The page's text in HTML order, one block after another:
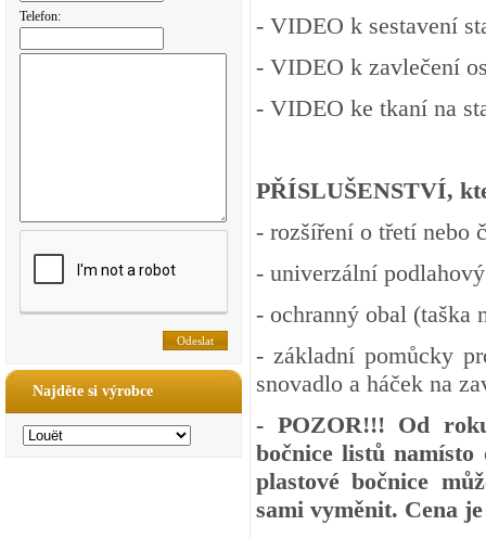
Telefon:
Najděte si výrobce
- VIDEO k sestavení
- VIDEO k zavlečení
- VIDEO ke tkaní na
PŘÍSLUŠENSTVÍ,
- rozšíření o třetí nebo
- univerzální
- ochranný obal (taška
- základní pomůcky
snovadlo a háček na
- POZOR!!! Od
bočnice listů
plastové bočnice
sami vyměnit. Cena